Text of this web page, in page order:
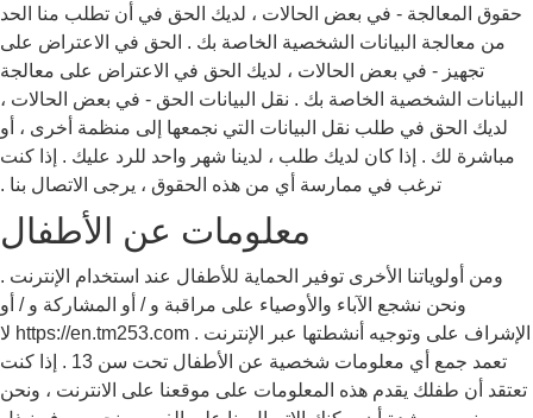
حقوق المعالجة - في بعض الحالات ، لديك الحق في أن تطلب منا الحد
من معالجة البيانات الشخصية الخاصة بك . الحق في الاعتراض على
تجهيز - في بعض الحالات ، لديك الحق في الاعتراض على معالجة
البيانات الشخصية الخاصة بك . نقل البيانات الحق - في بعض الحالات ،
لديك الحق في طلب نقل البيانات التي نجمعها إلى منظمة أخرى ، أو
مباشرة لك . إذا كان لديك طلب ، لدينا شهر واحد للرد عليك . إذا كنت
ترغب في ممارسة أي من هذه الحقوق ، يرجى الاتصال بنا .
معلومات عن الأطفال
ومن أولوياتنا الأخرى توفير الحماية للأطفال عند استخدام الإنترنت .
ونحن نشجع الآباء والأوصياء على مراقبة و / أو المشاركة و / أو
الإشراف على وتوجيه أنشطتها عبر الإنترنت . https://en.tm253.com لا
تعمد جمع أي معلومات شخصية عن الأطفال تحت سن 13 . إذا كنت
تعتقد أن طفلك يقدم هذه المعلومات على موقعنا على الانترنت ، ونحن